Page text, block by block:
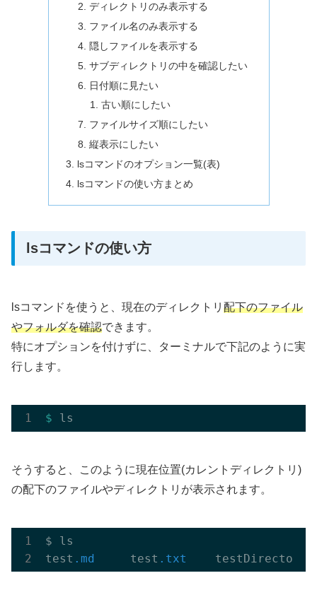
ディレクトリのみ表示する
ファイル名のみ表示する
隠しファイルを表示する
サブディレクトリの中を確認したい
日付順に見たい
古い順にしたい
ファイルサイズ順にしたい
縦表示にしたい
lsコマンドのオプション一覧(表)
lsコマンドの使い方まとめ
lsコマンドの使い方
lsコマンドを使うと、現在のディレクトリ 配下のファイル
やフォルダを確認できます。
特にオプションを付けずに、ターミナルで下記のように実
行します。
$
そうすると、このように現在位置(カレントディレクトリ)
の配下のファイルやディレクトリが表示されます。
$ ls
test .md
     test
.txt